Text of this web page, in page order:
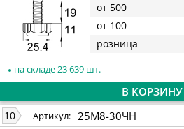
от 500
от 100
розница
на складе 23 639 шт.
В КОРЗИНУ
10 Артикул: 25М8-30ЧН